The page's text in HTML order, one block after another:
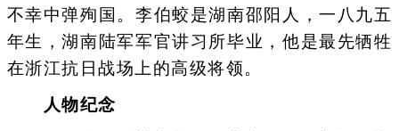
不幸中弹殉国。李伯蛟是湖南邵阳人，一八九五
年生，湖南陆军军官讲习所毕业，他是最先牺牲
在浙江抗日战场上的高级将领。
人物纪念